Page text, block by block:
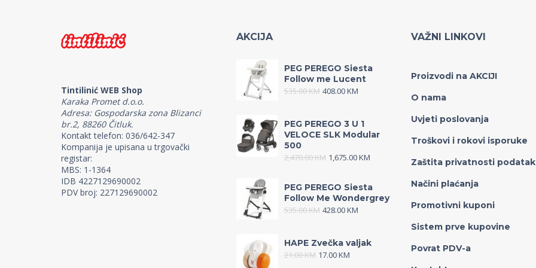
Tintilinić WEB Shop
Karaka Promet d.o.o.
Adresa: Gospodarska zona Blizanci
br.2, 88260 Čitluk.
Kontakt telefon: 036/642-347
Kompanija je upisana u trgovački
registar:
MBS: 1-1364
IDB 4227129690002
PDV broj: 227129690002
AKCIJA
PEG PEREGO Siesta
Follow me Lucent
535.00KM 408.00KM
PEG PEREGO 3 U 1
VELOCE SLK Modular
500
2,470.00KM 1,675.00KM
PEG PEREGO Siesta
Follow Me Wondergrey
535.00KM 428.00KM
HAPE Zvečka valjak
21.00KM 17.00KM
VAŽNI LINKOVI
Proizvodi na AKCIJI
O nama
Uvjeti poslovanja
Troškovi i rokovi isporuke
Zaštita privatnosti
Načini plaćanja
Promotivni kuponi
Sistem prve kupovine
Povrat PDV-a